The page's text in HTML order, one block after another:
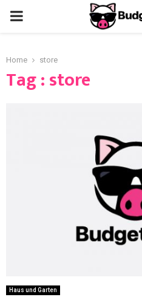
Home store
Tag : store
Haus und Garten